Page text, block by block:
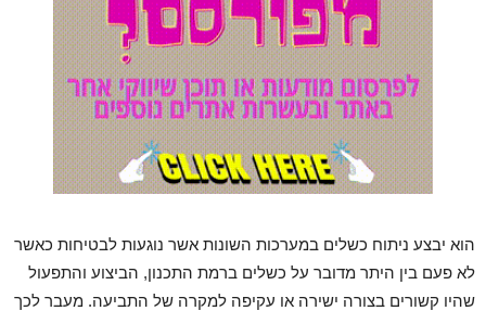
הוא יבצע ניתוח כשלים במערכות השונות אשר נוגעות לבטיחות כאשר
לא פעם בין היתר מדובר על כשלים ברמת התכנון, הביצוע והתפעול
שהיו קשורים בצורה ישירה או עקיפה למקרה של התביעה. מעבר לכך